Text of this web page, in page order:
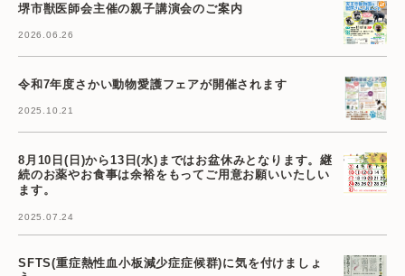
堺市獣医師会主催の親子講演会のご案内
2026.06.26
令和7年度さかい動物愛護フェアが開催されます
2025.10.21
8月10日(日)から13日(水)まではお盆休みとなります。継
続のお薬やお食事は余裕をもってご用意お願いいたしい
ます。
2025.07.24
SFTS(重症熱性血小板減少症症候群)に気を付けましょ